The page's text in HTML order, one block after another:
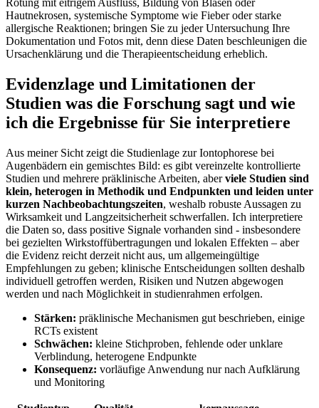
Hautnekrosen, systemische ⁤Symptome wie​ Fieber oder⁤ starke⁢
allergische Reaktionen; bringen Sie zu⁣ jeder Untersuchung Ihre
Dokumentation und Fotos‍ mit, denn diese Daten beschleunigen die
Ursachenklärung und‌ die ‍Therapieentscheidung erheblich.
Evidenzlage ‍und Limitationen der
Studien was​ die Forschung ‍sagt und wie​
ich die Ergebnisse für Sie interpretiere
Aus meiner Sicht zeigt die Studienlage zur ‌Iontophorese bei
Augenbädern ein gemischtes Bild: es gibt vereinzelte kontrollierte
Studien und ‌mehrere präklinische⁢ Arbeiten,​ aber‌viele Studien sind
klein,⁢ heterogen in Methodik und‍ Endpunkten und⁤ leiden unter
kurzen Nachbeobachtungszeiten,⁣ weshalb robuste Aussagen zu
Wirksamkeit und Langzeitsicherheit schwerfallen. Ich⁣ interpretiere
die Daten so, dass ⁤positive Signale vorhanden sind -‍ insbesondere
bei gezielten Wirkstoffübertragungen und lokalen Effekten – aber
die ‌Evidenz reicht derzeit nicht aus,⁤ um allgemeingültige
Empfehlungen zu geben; klinische Entscheidungen sollten deshalb
individuell‌ getroffen⁣ werden, Risiken und ​Nutzen​ abgewogen
⁢werden⁢ und nach Möglichkeit in‌ studienrahmen⁣ erfolgen.
Stärken: präklinische Mechanismen gut beschrieben, einige⁣
RCTs existent
Schwächen: kleine Stichproben,​ fehlende ‍oder unklare
‍Verblindung, heterogene ⁢Endpunkte
Konsequenz: vorläufige Anwendung nur nach‌ Aufklärung
und Monitoring